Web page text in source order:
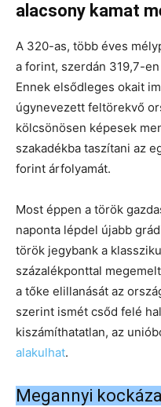
alacsony kamat
A 320-as, több éves
a forint, szerdán 319,7-
Ennek elsődleges okait
úgynevezett feltörekvő
kölcsönösen képesek
szakadékba taszítani az
forint árfolyamát.
Most éppen a török
naponta lépdel újabb
török jegybank a
százalékponttal
a tőke elillanását az
szerint ismét csőd felé
kiszámíthatatlan, az
alakulhat.
Megannyi